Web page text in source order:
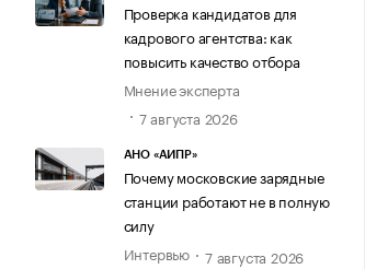
Проверка кандидатов для
кадрового агентства: как
повысить качество отбора
Мнение эксперта
7 августа 2026
АНО «АИПР»
Почему московские зарядные
станции работают не в полную
силу
Интервью
7 августа 2026